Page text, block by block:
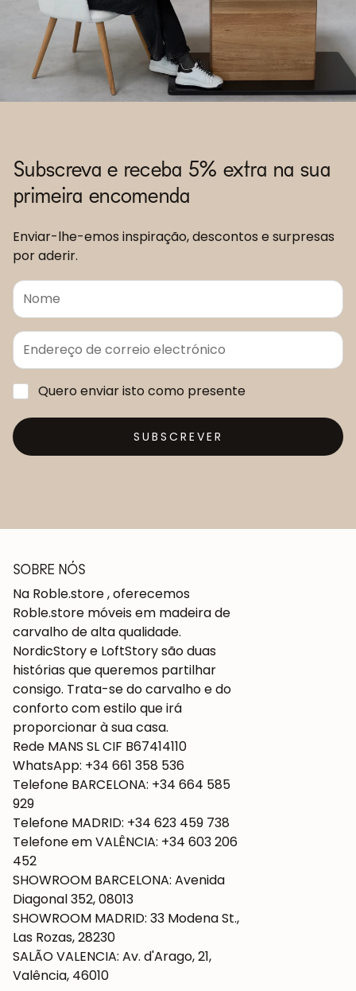
Subscreva e receba 5% extra na sua
primeira encomenda
Enviar-lhe-emos inspiração, descontos e surpresas
por aderir.
Quero enviar isto como presente
SUBSCREVER
SOBRE NÓS
Na Roble.store , oferecemos
Roble.store móveis em madeira de
carvalho de alta qualidade.
NordicStory e LoftStory são duas
histórias que queremos partilhar
consigo. Trata-se do carvalho e do
conforto com estilo que irá
proporcionar à sua casa.
Rede MANS SL CIF B67414110
WhatsApp: +34 661 358 536
Telefone BARCELONA: +34 664 585
929
Telefone MADRID: +34 623 459 738
Telefone em VALÊNCIA: +34 603 206
452
SHOWROOM BARCELONA: Avenida
Diagonal 352, 08013
SHOWROOM MADRID: 33 Modena St.,
Las Rozas, 28230
SALÃO VALENCIA: Av. d'Arago, 21,
Valência, 46010